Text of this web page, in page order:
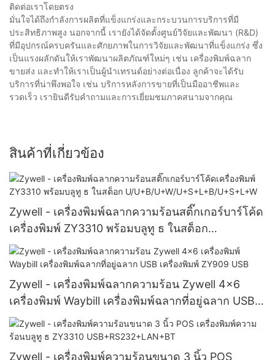
ติดต่อเราโดยตรง
มั่นใจได้ถึงกำลังการผลิตที่แข็งแกร่งและกระบวนการบริการที่มี
ประสิทธิภาพสูง นอกจากนี้ เรายังได้จัดตั้งศูนย์วิจัยและพัฒนา (R&D)
ที่มีอุปกรณ์ครบครันและศักยภาพในการวิจัยและพัฒนาที่แข็งแกร่ง ซึ่ง
เป็นแรงผลักดันให้เราพัฒนาผลิตภัณฑ์ใหม่ๆ เช่น เครื่องพิมพ์ฉลาก
ขายส่ง และทำให้เราเป็นผู้นำเทรนด์อย่างต่อเนื่อง ลูกค้าจะได้รับ
บริการที่น่าพึงพอใจ เช่น บริการหลังการขายที่เป็นมืออาชีพและ
รวดเร็ว เรายินดีรับคำถามและการเยี่ยมชมภาคสนามจากคุณ
สินค้าที่เกี่ยวข้อง
Zywell - เครื่องพิมพ์ฉลากความร้อนสติ๊กเกอร์บาร์โค้ด
เครื่องพิมพ์ ZY3310 พร้อมบลูทู ธ ในสต็อก
U/U+B/U+W/U+S+L+B/U+S+L+W
Zywell - เครื่องพิมพ์ฉลากความร้อน Zywell 4x6
เครื่องพิมพ์ Waybill เครื่องพิมพ์ฉลากที่อยู่ฉลาก USB
เครื่องพิมพ์ ZY909 USB
Zywell - เครื่องพิมพ์ความร้อนขนาด 3 นิ้ว POS